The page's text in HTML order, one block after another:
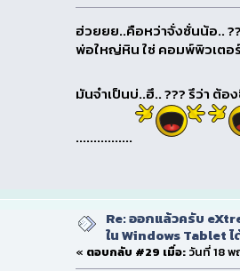
ฮ่วยยย..คือหว่าจั่งซั่นน้อ..
พ่อใหญ่หิน ใซ่ คอมพ์พิวเตอ
มันจำเป็นบ่..ฮึ.. ??? รึว่า ต้
................
Re: ออกแล้วครับ
ใน Windows Tablet
« ตอบกลับ #29 เมื่อ: วันที่ 18 พ